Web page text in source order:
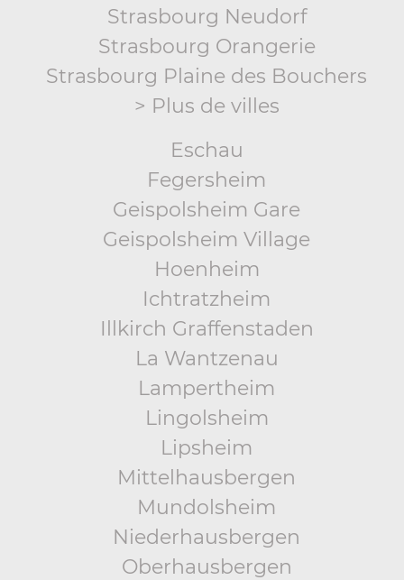
Strasbourg Neudorf
Strasbourg Orangerie
Strasbourg Plaine des Bouchers
> Plus de villes
Eschau
Fegersheim
Geispolsheim Gare
Geispolsheim Village
Hoenheim
Ichtratzheim
Illkirch Graffenstaden
La Wantzenau
Lampertheim
Lingolsheim
Lipsheim
Mittelhausbergen
Mundolsheim
Niederhausbergen
Oberhausbergen